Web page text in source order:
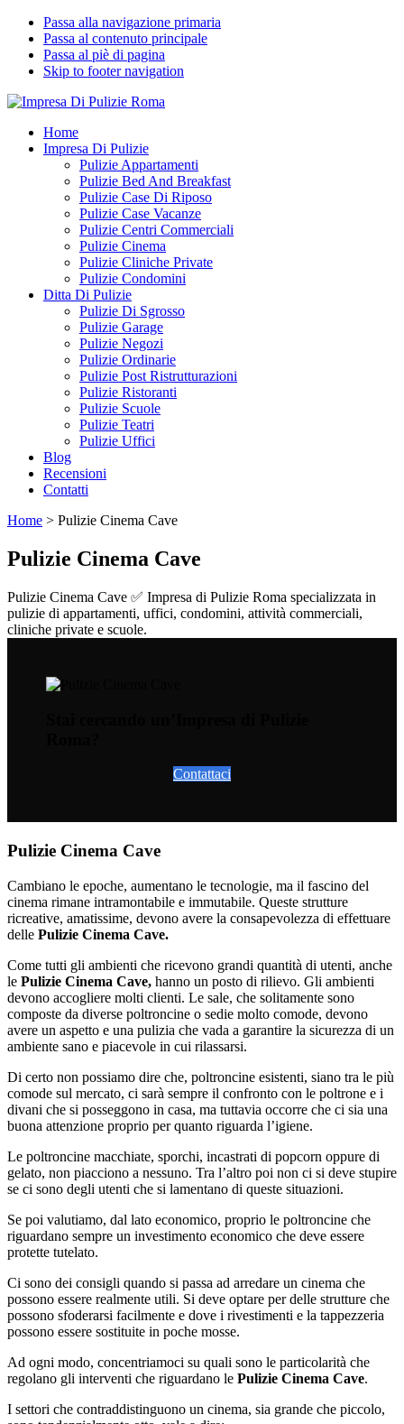
Passa alla navigazione primaria
Passa al contenuto principale
Passa al piè di pagina
Skip to footer navigation
Impresa Di Pulizie Roma
✅ Abitazioni e Attività Commerciali
Home
Impresa Di Pulizie
Pulizie Appartamenti
Pulizie Bed And Breakfast
Pulizie Case Di Riposo
Pulizie Case Vacanze
Pulizie Centri Commerciali
Pulizie Cinema
Pulizie Cliniche Private
Pulizie Condomini
Ditta Di Pulizie
Pulizie Di Sgrosso
Pulizie Garage
Pulizie Negozi
Pulizie Ordinarie
Pulizie Post Ristrutturazioni
Pulizie Ristoranti
Pulizie Scuole
Pulizie Teatri
Pulizie Uffici
Blog
Recensioni
Contatti
Home > Pulizie Cinema Cave
Pulizie Cinema Cave
Pulizie Cinema Cave ✅ Impresa di Pulizie Roma specializzata in
pulizie di appartamenti, uffici, condomini, attività commerciali,
cliniche private e scuole.
Contattaci
Pulizie Cinema Cave
Cambiano le epoche, aumentano le tecnologie, ma il fascino del
cinema rimane intramontabile e immutabile. Queste strutture
ricreative, amatissime, devono avere la consapevolezza di effettuare
delle Pulizie Cinema Cave.
Come tutti gli ambienti che ricevono grandi quantità di utenti, anche
le Pulizie Cinema Cave, hanno un posto di rilievo. Gli ambienti
devono accogliere molti clienti. Le sale, che solitamente sono
composte da diverse poltroncine o sedie molto comode, devono
avere un aspetto e una pulizia che vada a garantire la sicurezza di un
ambiente sano e piacevole in cui rilassarsi.
Di certo non possiamo dire che, poltroncine esistenti, siano tra le più
comode sul mercato, ci sarà sempre il confronto con le poltrone e i
divani che si posseggono in casa, ma tuttavia occorre che ci sia una
buona attenzione proprio per quanto riguarda l’igiene.
Le poltroncine macchiate, sporchi, incastrati di popcorn oppure di
gelato, non piacciono a nessuno. Tra l’altro poi non ci si deve stupire
se ci sono degli utenti che si lamentano di queste situazioni.
Se poi valutiamo, dal lato economico, proprio le poltroncine che
riguardano sempre un investimento economico che deve essere
protette tutelato.
Ci sono dei consigli quando si passa ad arredare un cinema che
possono essere realmente utili. Si deve optare per delle strutture che
possono sfoderarsi facilmente e dove i rivestimenti e la tappezzeria
possono essere sostituite in poche mosse.
Ad ogni modo, concentriamoci su quali sono le particolarità che
regolano gli interventi che riguardano le Pulizie Cinema Cave.
I settori che contraddistinguono un cinema, sia grande che piccolo,